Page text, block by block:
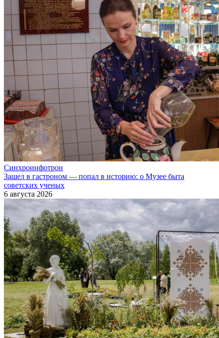
Синхроинфотрон
Зашел в гастроном — попал в историю: о Музее быта
советских ученых
6 августа 2026